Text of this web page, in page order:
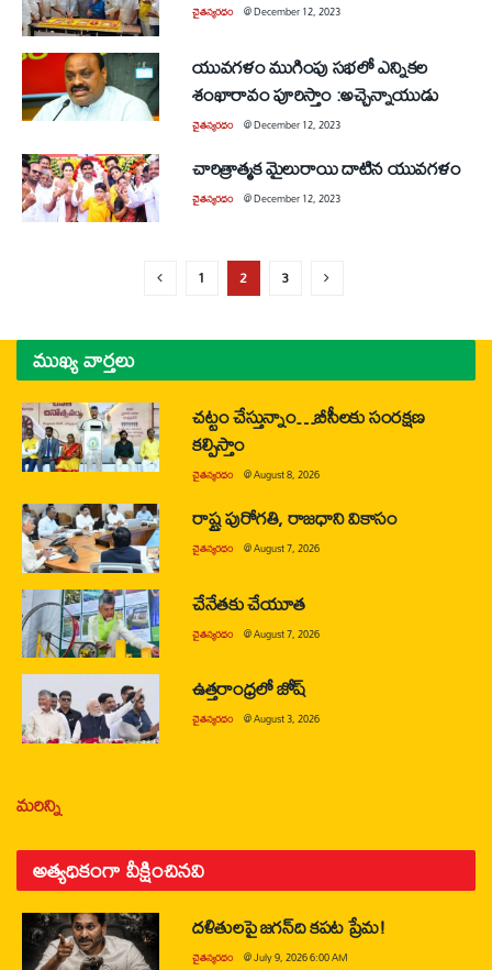
చైతన్యరధం @December 12, 2023
యువగళం ముగింపు సభలో ఎన్నికల
శంఖారావం పూరిస్తాం :అచ్చెన్నాయుడు
చైతన్యరధం @December 12, 2023
చారిత్రాత్మక మైలురాయి దాటిన యువగళం
చైతన్యరధం @December 12, 2023
1 2 3
ముఖ్య వార్తలు
చట్టం చేస్తున్నాం…బీసీలకు సంరక్షణ
కల్పిస్తాం
చైతన్యరధం @August 8, 2026
రాష్ట్ర పురోగతి, రాజధాని వికాసం
చైతన్యరధం @August 7, 2026
చేనేతకు చేయూత
చైతన్యరధం @August 7, 2026
ఉత్తరాంధ్రలో జోష్
చైతన్యరధం @August 3, 2026
మరిన్ని
అత్యధికంగా వీక్షించినవి
దళితులపై జగన్‌ది కపట ప్రేమ!
చైతన్యరధం @July 9, 2026 6:00 AM